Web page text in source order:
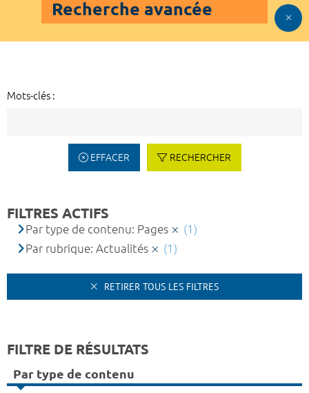
Recherche avancée
Mots-clés :
EFFACER RECHERCHER
FILTRES ACTIFS
Par type de contenu: Pages
(1)
Par rubrique: Actualités
(1)
RETIRER TOUS LES FILTRES
FILTRE DE RÉSULTATS
Par type de contenu